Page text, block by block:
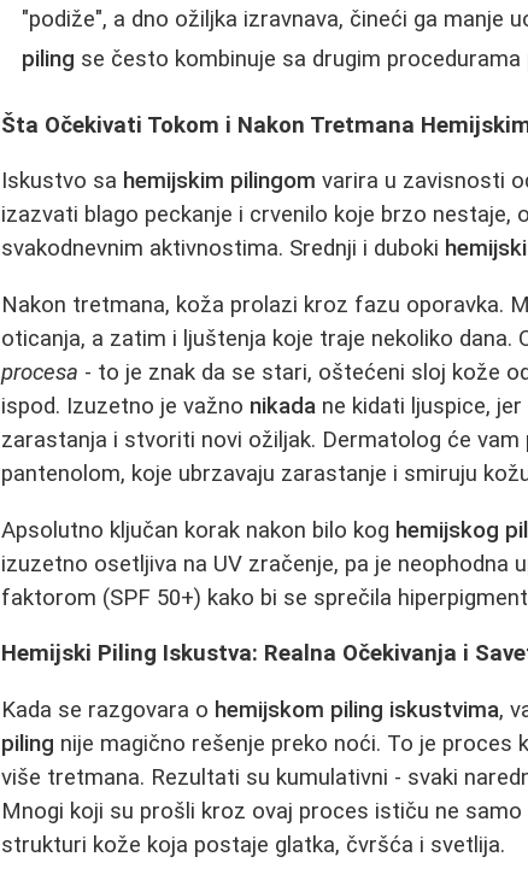
"podiže", a dno ožiljka izravnava, čineći ga manje
piling se često kombinuje sa drugim
Šta Očekivati Tokom i Nakon Tretmana
Iskustvo sa hemijskim pilingom varira u zavisnosti
izazvati blago peckanje i crvenilo koje brzo nestaje,
svakodnevnim aktivnostima. Srednji i duboki
Nakon tretmana, koža prolazi kroz fazu oporavka.
oticanja, a zatim i ljuštenja koje traje nekoliko dana.
procesa - to je znak da se stari, oštećeni sloj kože
ispod. Izuzetno je važno nikada ne kidati ljuspice,
zarastanja i stvoriti novi ožiljak. Dermatolog će
pantenolom, koje ubrzavaju zarastanje i smiruju
Apsolutno ključan korak nakon bilo kog hemijskog
izuzetno osetljiva na UV zračenje, pa je neophodna
faktorom (SPF 50+) kako bi se sprečila
Hemijski Piling Iskustva: Realna Očekivanja i
Kada se razgovara o hemijskom piling iskustvima,
piling nije magično rešenje preko noći. To je proces
više tretmana. Rezultati su kumulativni - svaki
Mnogi koji su prošli kroz ovaj proces ističu ne
strukturi kože koja postaje glatka, čvršća i svetlija.